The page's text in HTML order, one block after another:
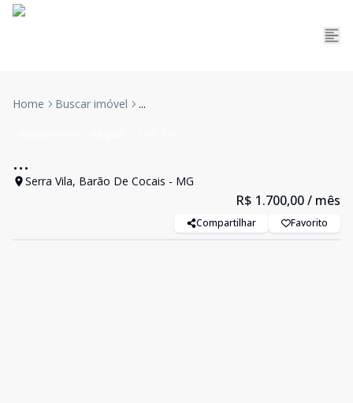
Home Buscar imóvel ...
...
Serra Vila, Barão De Cocais - MG
R$ 1.700,00/ mês
Compartilhar Favorito